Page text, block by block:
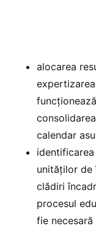
alocarea
calendar
unităților de
clădiri
procesul
fie